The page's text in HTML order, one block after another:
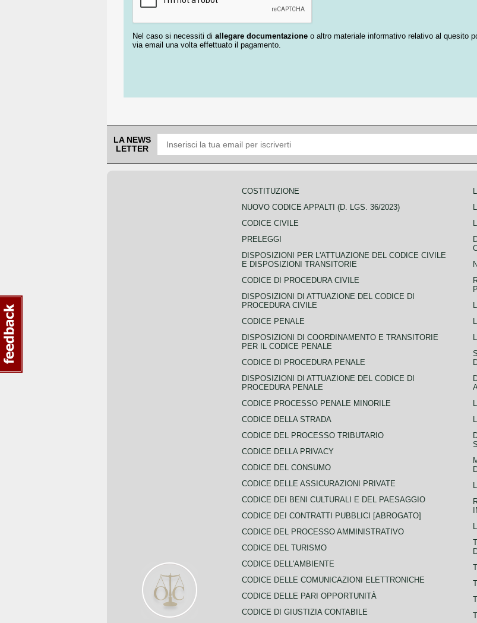
Nel caso si necessiti di allegare documentazione o altro materiale informativo relativo al quesito
via email una volta effettuato il pagamento.
LA NEWS
LETTER
COSTITUZIONE
NUOVO CODICE APPALTI (D. LGS. 36/2023)
CODICE CIVILE
PRELEGGI
DISPOSIZIONI PER L'ATTUAZIONE DEL CODICE CIVILE
E DISPOSIZIONI TRANSITORIE
CODICE DI PROCEDURA CIVILE
DISPOSIZIONI DI ATTUAZIONE DEL CODICE DI
PROCEDURA CIVILE
CODICE PENALE
DISPOSIZIONI DI COORDINAMENTO E TRANSITORIE
PER IL CODICE PENALE
CODICE DI PROCEDURA PENALE
DISPOSIZIONI DI ATTUAZIONE DEL CODICE DI
PROCEDURA PENALE
CODICE PROCESSO PENALE MINORILE
CODICE DELLA STRADA
CODICE DEL PROCESSO TRIBUTARIO
CODICE DELLA PRIVACY
CODICE DEL CONSUMO
CODICE DELLE ASSICURAZIONI PRIVATE
CODICE DEI BENI CULTURALI E DEL PAESAGGIO
CODICE DEI CONTRATTI PUBBLICI [ABROGATO]
CODICE DEL PROCESSO AMMINISTRATIVO
CODICE DEL TURISMO
CODICE DELL'AMBIENTE
CODICE DELLE COMUNICAZIONI ELETTRONICHE
CODICE DELLE PARI OPPORTUNITÀ
CODICE DI GIUSTIZIA CONTABILE